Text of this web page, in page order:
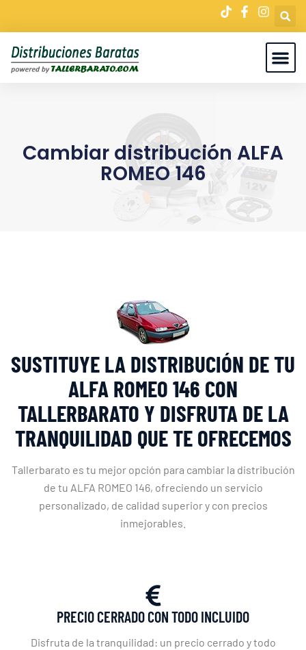
Cambiar distribución ALFA
ROMEO 146
SUSTITUYE LA DISTRIBUCIÓN DE TU
ALFA ROMEO 146 CON
TALLERBARATO Y DISFRUTA DE LA
TRANQUILIDAD QUE TE OFRECEMOS
Tallerbarato es tu mejor opción para cambiar la distribución
de tu ALFA ROMEO 146, ofreciendo un servicio
personalizado, de calidad superior y con precios
inmejorables.
PRECIO CERRADO CON TODO INCLUIDO
Disfruta de la tranquilidad: un precio cerrado y todo